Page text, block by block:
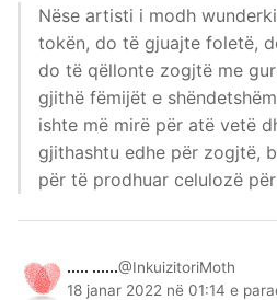
Nëse artisti i modh
tokën, do të gjuajte foletë,
do të qëllonte zogjtë me
gjithë fëmijët e
ishte më mirë për atë vetë
gjithashtu edhe për zogjtë,
për të prodhuar celulozë
..... ......@InkuizitoriMoth
18 janar 2022 në 01:14 e